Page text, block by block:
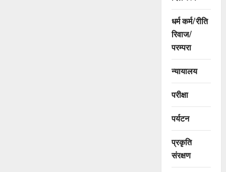
धर्म कर्म/रीति
रिवाज/
परम्परा
न्यायालय
परीक्षा
पर्यटन
प्रकृति
संरक्षण